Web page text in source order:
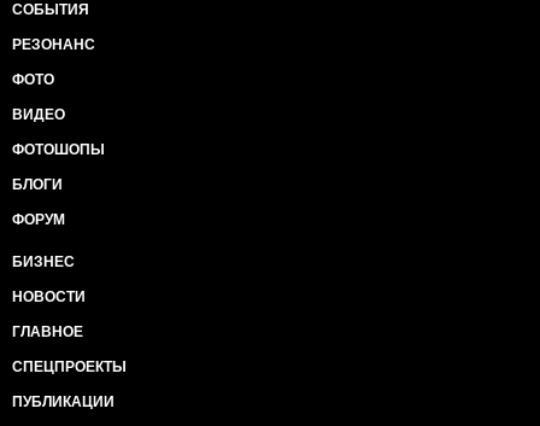
СОБЫТИЯ
РЕЗОНАНС
ФОТО
ВИДЕО
ФОТОШОПЫ
БЛОГИ
ФОРУМ
БИЗНЕС
НОВОСТИ
ГЛАВНОЕ
СПЕЦПРОЕКТЫ
ПУБЛИКАЦИИ